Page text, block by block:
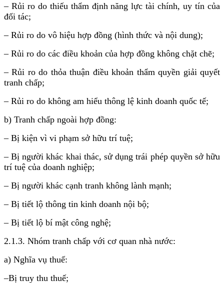
– Rủi ro do thiếu thẩm định năng lực tài chính, uy tín của
đối tác;
– Rủi ro do vô hiệu hợp đồng (hình thức và nội dung);
– Rủi ro do các điều khoản của hợp đồng không chặt chẽ;
– Rủi ro do thỏa thuận điều khoản thẩm quyền giải quyết
tranh chấp;
– Rủi ro do không am hiểu thông lệ kinh doanh quốc tế;
b) Tranh chấp ngoài hợp đồng:
– Bị kiện vì vi phạm sở hữu trí tuệ;
– Bị người khác khai thác, sử dụng trái phép quyền sở hữu
trí tuệ của doanh nghiệp;
– Bị người khác cạnh tranh không lành mạnh;
– Bị tiết lộ thông tin kinh doanh nội bộ;
– Bị tiết lộ bí mật công nghệ;
2.1.3. Nhóm tranh chấp với cơ quan nhà nước:
a) Nghĩa vụ thuế:
–Bị truy thu thuế;